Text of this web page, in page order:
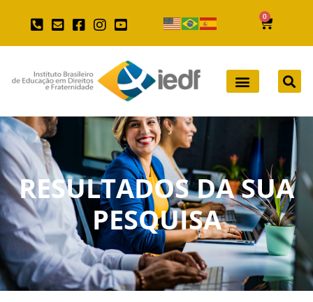
0
RESULTADOS DA SUA
PESQUISA